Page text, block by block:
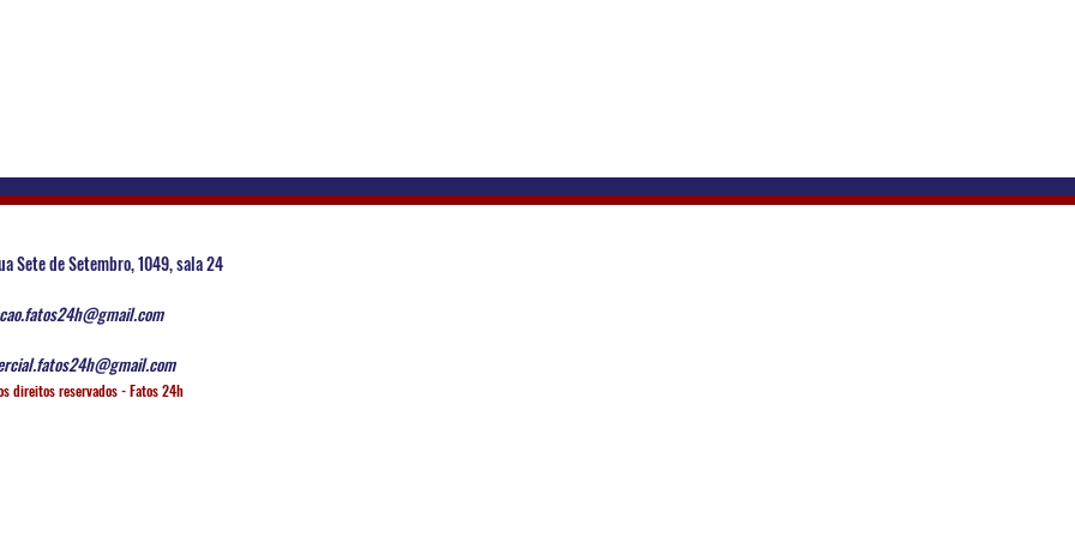
Sete de Setembro, 1049, sala 24
direitos reservados - Fatos 24h